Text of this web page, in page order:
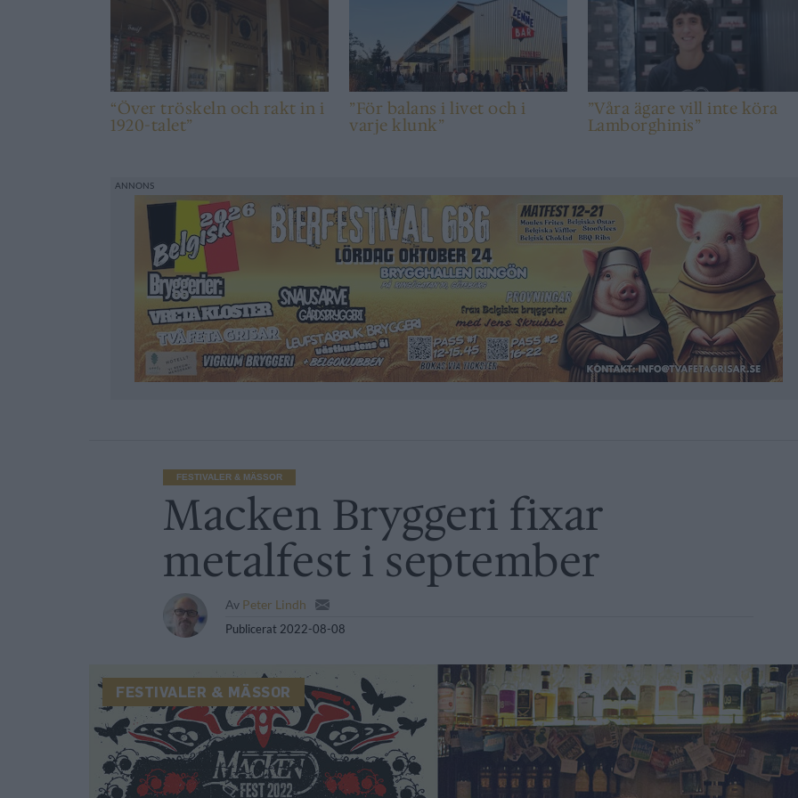
“Över tröskeln och rakt in i
1920-talet”
”För balans i livet och i
varje klunk”
”Våra ägare vill inte köra
Lamborghinis”
FESTIVALER & MÄSSOR
Macken Bryggeri fixar
metalfest i september
Av Peter Lindh
Publicerat 2022-08-08
FESTIVALER & MÄSSOR